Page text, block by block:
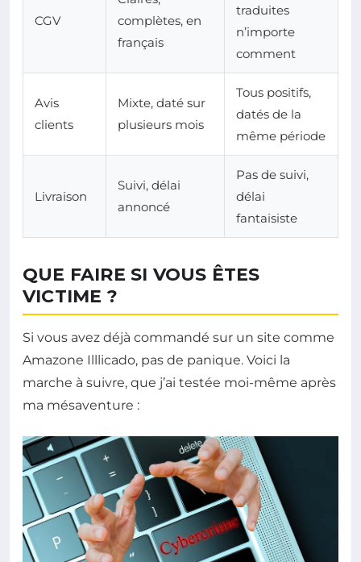
CGV
complètes, en
français
traduites
n’importe
comment
Avis
clients
Mixte, daté sur
plusieurs mois
Tous positifs,
datés de la
même période
Livraison
Suivi, délai
annoncé
Pas de suivi,
délai
fantaisiste
QUE FAIRE SI VOUS ÊTES
VICTIME ?
Si vous avez déjà commandé sur un site comme
Amazone Illlicado, pas de panique. Voici la
marche à suivre, que j’ai testée moi-même après
ma mésaventure :